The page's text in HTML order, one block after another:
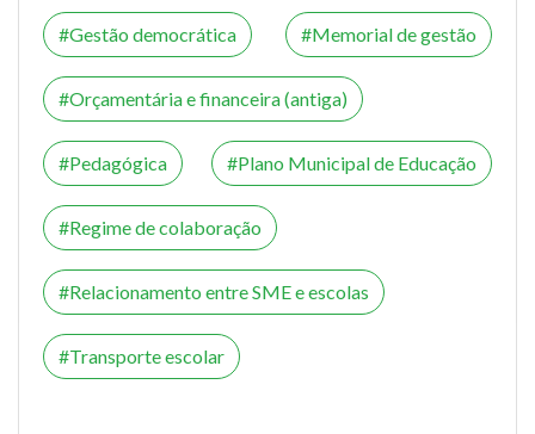
Gestão democrática Memorial de gestão
Orçamentária e financeira (antiga)
Pedagógica Plano Municipal de Educação
Regime de colaboração
Relacionamento entre SME e escolas
Transporte escolar